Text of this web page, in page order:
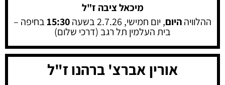
מיכאל ציבה ז"ל
ההלוויההיום, יום חמישי, 2.7.26 בשעה 15:30בחיפה –
בית העלמין תל רגב (דרכי שלום)
אורין אברצ' ברהנו ז"ל